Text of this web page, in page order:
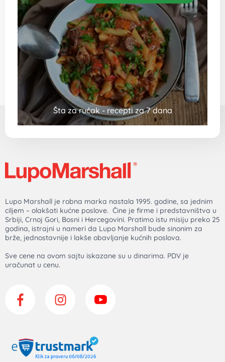
Šta za ručak - recepti za 7 dana
Lupo Marshall je robna marka nastala 1995. godine, sa jednim
ciljem – olakšati kućne poslove. Čine je firme i predstavništva u
Srbiji, Crnoj Gori, Bosni i Hercegovini. Pratimo istu misiju preko 25
godina, istrajni u nameri da Lupo Marshall bude sinonim za
brže, jednostavnije i lakše obavljanje kućnih poslova.
Sve cene na ovom sajtu iskazane su u dinarima. PDV je
uračunat u cenu.